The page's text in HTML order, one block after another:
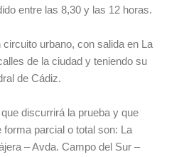
entre las 8,30 y las 12 horas.
urbano, con salida en La
de la ciudad y teniendo su
de Cádiz.
discurrirá la prueba y que
parcial o total son: La
– Avda. Campo del Sur –